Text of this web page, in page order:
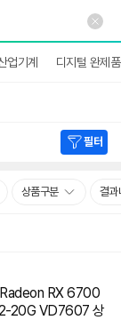
업기계 디지털 완제품
필터
상품구분 결과
RX 6700
20G VD7607 상